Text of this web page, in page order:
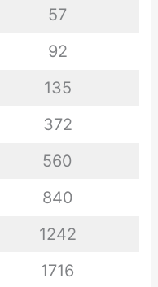
57
92
135
372
560
840
1242
1716